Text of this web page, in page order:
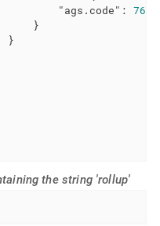
"ags.code" : 7615
}
}
the string 'rollup'